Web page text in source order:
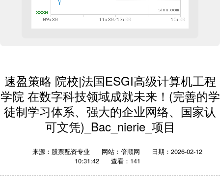
速盈策略 院校|法国ESGI高级计算机工程
学院 在数字科技领域成就未来！(完善的学
徒制学习体系、强大的企业网络、国家认
可文凭)_Bac_nierie_项目
来源：股票配资专业 网站：倍顺网
日期：2026-02-12
10:31:42
查看：141